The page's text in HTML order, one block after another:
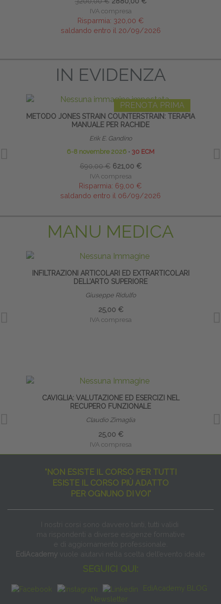
IVA compresa
Risparmia: 320,00 €
saldando entro il 20/09/2026
IN EVIDENZA
PRENOTA PRIMA
METODO JONES STRAIN COUNTERSTRAIN: TERAPIA
MANUALE PER RACHIDE
Erik E. Gandino
6-8 novembre 2026 ∙ 30 ECM
690,00 € 621,00 €
IVA compresa
Risparmia: 69,00 €
saldando entro il 06/09/2026
MANU MEDICA
INFILTRAZIONI ARTICOLARI ED EXTRARTICOLARI
DELL’ARTO SUPERIORE
Giuseppe Ridulfo
25,00 €
IVA compresa
CAVIGLIA: VALUTAZIONE ED ESERCIZI NEL
RECUPERO FUNZIONALE
Claudio Zimaglia
25,00 €
IVA compresa
"NON ESISTE IL CORSO PER TUTTI
ESISTE IL CORSO PIÙ ADATTO
PER OGNUNO DI VOI"
I nostri corsi sono davvero tanti, tutti validi
ma rispondenti a diverse esigenze formative
e di aggiornamento professionale.
EdiAcademy vuole aiutarvi nella scelta dell’evento ideale
SEGUICI QUI:
EdiAcademy BLOG
Newsletter